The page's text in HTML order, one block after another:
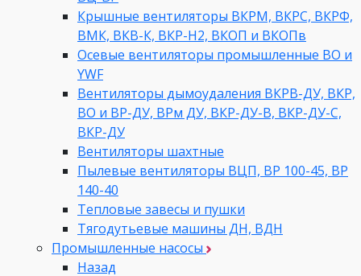
Крышные вентиляторы ВКРМ, ВКРС, ВКРФ,
ВМК, ВКВ-К, ВКР-Н2, ВКОП и ВКОПв
Осевые вентиляторы промышленные ВО и
YWF
Вентиляторы дымоудаления ВКРВ-ДУ, ВКР,
ВО и ВР-ДУ, ВРм ДУ, ВКР-ДУ-В, ВКР-ДУ-С,
ВКР-ДУ
Вентиляторы шахтные
Пылевые вентиляторы ВЦП, ВР 100-45, ВР
140-40
Тепловые завесы и пушки
Тягодутьевые машины ДН, ВДН
Промышленные насосы
Назад